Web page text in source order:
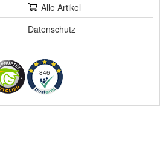
Alle Artikel
Datenschutz
846